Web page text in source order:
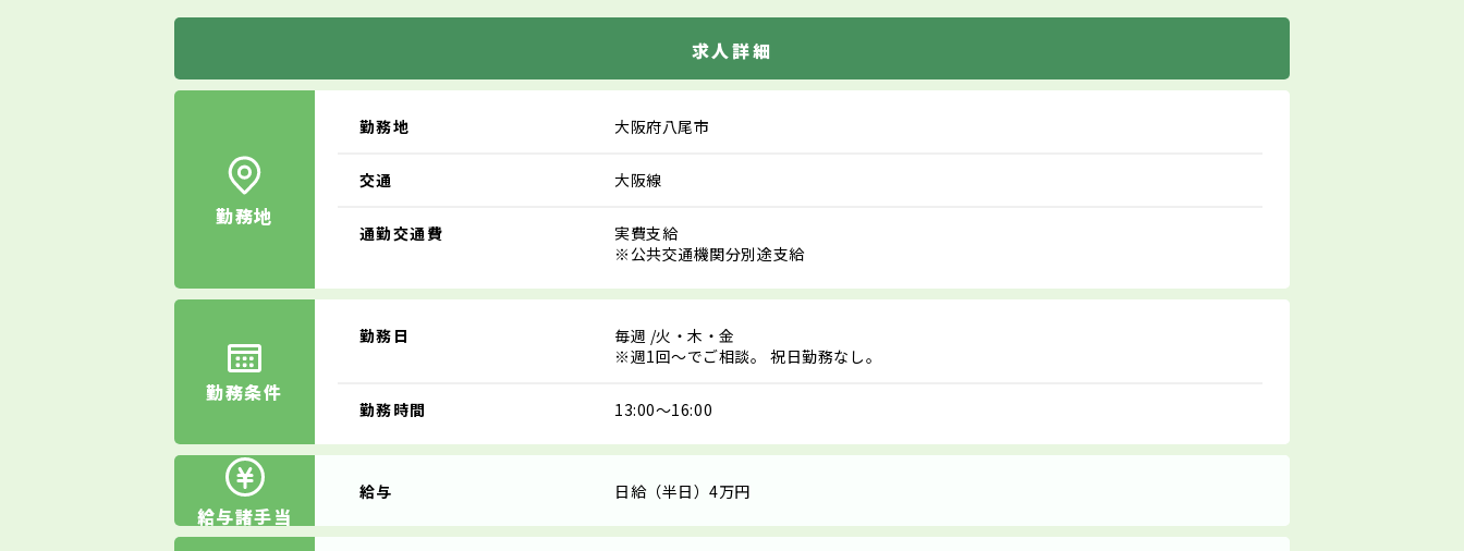
求人詳細
勤務地
勤務地 大阪府八尾市
交通 大阪線
通勤交通費
実費支給
※公共交通機関分別途支給
勤務条件
勤務日 毎週 /火・木・金
※週1回～でご相談。 祝日勤務なし。
勤務時間 13:00～16:00
給与諸手当
給与 日給（半日）4万円